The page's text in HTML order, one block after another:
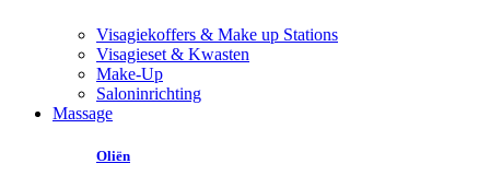
Visagiekoffers & Make up Stations
Visagieset & Kwasten
Make-Up
Saloninrichting
Massage
Oliën